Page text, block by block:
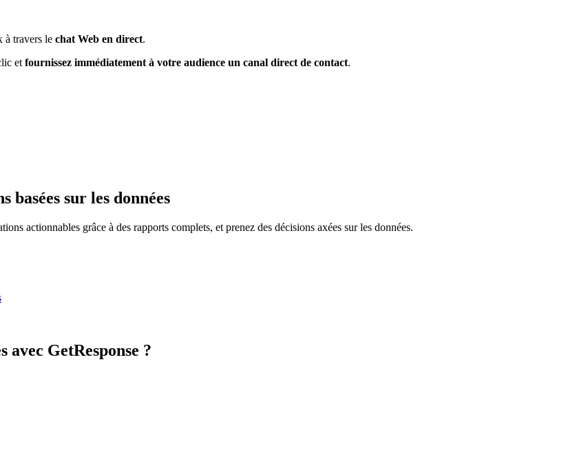
à travers le chat Web en direct.
etfournissez immédiatement à votre audience un canal direct de contact.
basées sur les données
actionnables grâce à des rapports complets, et prenez des décisions axées sur les données.
avec GetResponse ?